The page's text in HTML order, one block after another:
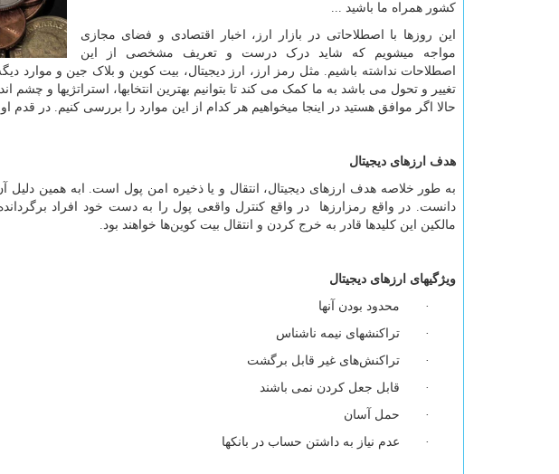
کشور همراه ما باشید ...
این روزها با اصطلاحاتی در بازار ارز، اخبار اقتصادی و فضای مجازی
مواجه میشویم که شاید درک درست و تعریف مشخصی از این
اصطلاحات نداشته باشیم. مثل رمز ارز، ارز دیجیتال، بیت کوین و بلاک جین و موارد
تغییر و تحول می باشد به ما کمک می کند تا بتوانیم بهترین انتخاب­ها، استراتژی­ها و
حالا اگر موافق هستید در اینجا می­خواهیم هر کدام از این موارد را بررسی کنیم. در قدم
هدف ارزهای دیجیتال
به طور خلاصه هدف ارزهای دیجیتال، انتقال و یا ذخیره امن پول است. ابه همین
دانست. در واقع رمزارزها در واقع کنترل واقعی پول را به دست خود افراد
مالکین این کلیدها قادر به خرج کردن و انتقال بیت کوین‌ها خواهند بود.
ویژگی­های ارزهای دیجیتال
· محدود بودن آن­ها
· تراکنش­های نیمه ناشناس
· تراکنش‌های غیر قابل برگشت
· قابل جعل کردن نمی باشند
· حمل آسان
· عدم نیاز به داشتن حساب در بانک­ها